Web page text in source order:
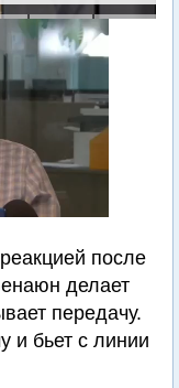
после
делает
передачу.
и бьет с линии